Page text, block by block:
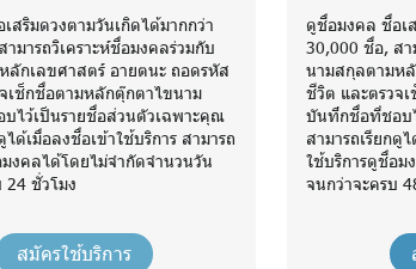
สริมดวงตามวันเกิดได้มากกว่า
มารถวิเคราะห์ชื่อมงคลร่วมกับ
ลักเลขศาสตร์ อายตนะ ถอดรหัส
เช็กชื่อตามหลักตุ๊กตาไขนาม
ไว้เป็นรายชื่อส่วนตัวเฉพาะคุณ
ได้เมื่อลงชื่อเข้าใช้บริการ สามารถ
งคลได้โดยไม่จำกัดจำนวนวัน
24 ชั่วโมง
สมัครใช้บริการ
ดูชื่อมงคล ชื่อเ
30,000 ชื่อ, สา
นามสกุลตามห
ชีวิต และตรวจ
บันทึกชื่อที่ชอบ
สามารถเรียกดู
ใช้บริการดูชื่อม
จนกว่าจะครบ